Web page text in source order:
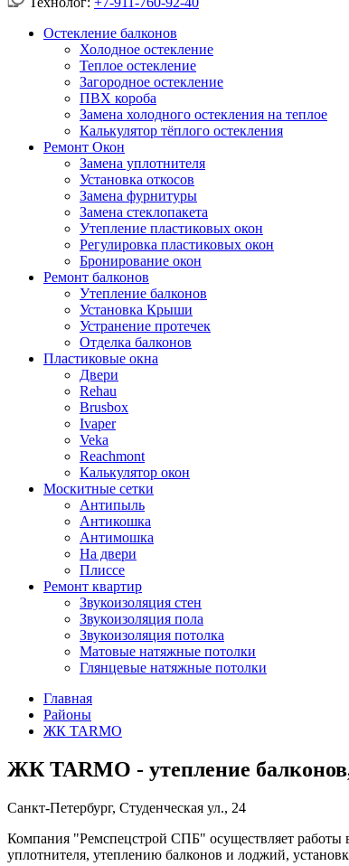
Остекление балконов
Холодное остекление
Теплое остекление
Загородное остекление
ПВХ короба
Замена холодного остекления на теплое
Калькулятор тёплого остекления
Ремонт Окон
Замена уплотнителя
Установка откосов
Замена фурнитуры
Замена стеклопакета
Утепление пластиковых окон
Регулировка пластиковых окон
Бронирование окон
Ремонт балконов
Утепление балконов
Установка Крыши
Устранение протечек
Отделка балконов
Пластиковые окна
Двери
Rehau
Brusbox
Ivaper
Veka
Reachmont
Калькулятор окон
Москитные сетки
Антипыль
Антикошка
Антимошка
На двери
Плиссе
Ремонт квартир
Звукоизоляция стен
Звукоизоляция пола
Звукоизоляция потолка
Матовые натяжные потолки
Глянцевые натяжные потолки
Главная
Районы
ЖК TARMO
ЖК TARMO - утепление
Санкт-Петербург, Студенческая ул., 24
Компания "Ремспецстрой СПБ" осуществляет работы
уплотнителя, утеплению балконов и лоджий,